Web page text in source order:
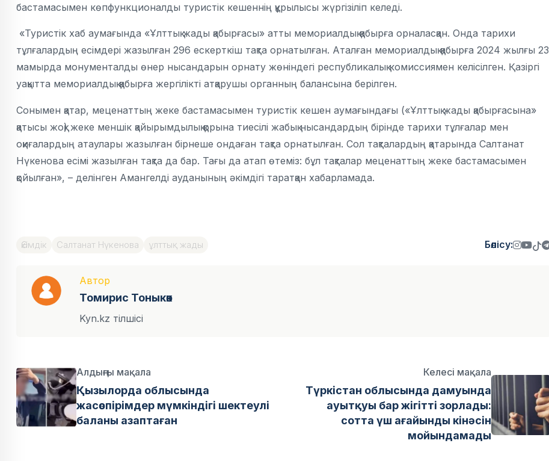
бастамасымен көпфункционалды туристік кешеннің құрылысы жүргізіліп келеді.
«Туристік хаб аумағында «Ұлттық жады қабырғасы» атты мемориалдық қабырға орналасқан. Онда тарихи
тұлғалардың есімдері жазылған 296 ескерткіш тақта орнатылған. Аталған мемориалдық қабырға 2024 жылғы 23
мамырда монументалды өнер нысандарын орнату жөніндегі республикалық комиссиямен келісілген. Қазіргі
уақытта мемориалдық қабырға жергілікті атқарушы органның балансына берілген.
Сонымен қатар, меценаттың жеке бастамасымен туристік кешен аумағындағы («Ұлттық жады қабырғасына»
қатысы жоқ) жеке меншік қайырымдылық қорына тиесілі жабық нысандардың бірінде тарихи тұлғалар мен
оқиғалардың атаулары жазылған бірнеше ондаған тақта орнатылған. Сол тақталардың қатарында Салтанат
Нүкенова есімі жазылған тақта да бар. Тағы да атап өтеміз: бұл тақталар меценаттың жеке бастамасымен
қойылған», – делінген Амангелді ауданының әкімдігі таратқан хабарламада.
Әкімдік Салтанат Нүкенова ұлттық жады Бөлісу:
Автор
Томирис Тоныкөк
Kyn.kz тілшісі
Алдыңғы мақала
Қызылорда облысында
жасөспірімдер мүмкіндігі шектеулі
баланы азаптаған
Келесі мақала
Түркістан облысында дамуында
ауытқуы бар жігітті зорлады:
сотта үш ағайынды кінәсін
мойындамады